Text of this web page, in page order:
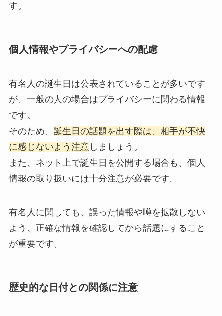
す。
個人情報やプライバシーへの配慮
有名人の誕生日は公表されていることが多いです
が、一般の人の場合はプライバシーに関わる情報
です。
そのため、 誕生日の話題を出す際は、相手が不快
に感じないよう注意しましょう。
また、ネット上で誕生日を公開する場合も、個人
情報の取り扱いには十分注意が必要です。
有名人に関しても、誤った情報や噂を拡散しない
よう、正確な情報を確認してから話題にすること
が重要です。
歴史的な日付との関係に注意